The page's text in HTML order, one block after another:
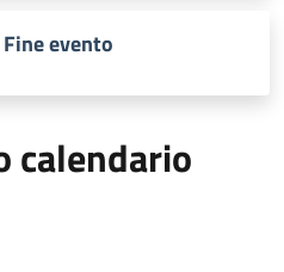
evento
calendario